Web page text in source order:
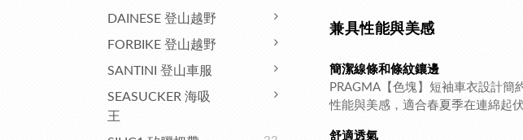
DAINESE 登山越野
FORBIKE 登山越野
SANTINI 登山車服
SEASUCKER 海吸
王
兼具性能與美感
簡潔線條和條紋鑲邊
PRAGMA【色塊】短袖車衣設計
性能與美感，適合春夏季在連綿起
舒適透氣